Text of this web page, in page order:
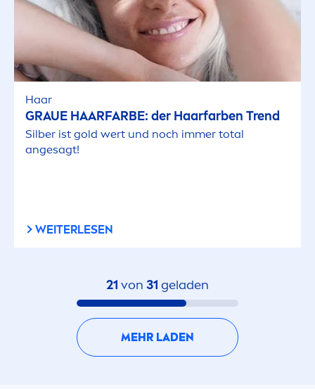
Haar
GRAUE HAARFARBE: der Haarfarben Trend
Silber ist gold wert und noch immer total
angesagt!
WEITERLESEN
21 von 31 geladen
MEHR LADEN